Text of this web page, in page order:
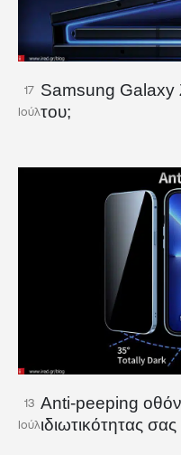
17
Ιούλ
Samsung Galaxy
του;
13
Ιούλ
Anti-peeping
ιδιωτικότητας σας